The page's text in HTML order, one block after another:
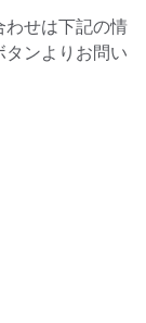
わせは下記の情
ンよりお問い